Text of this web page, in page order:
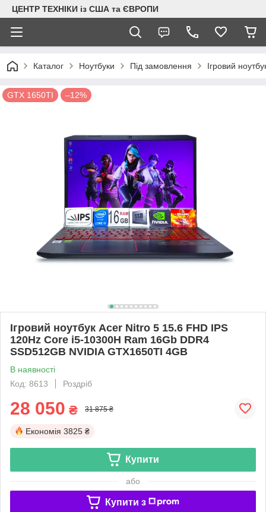
ЦЕНТР ТЕХНІКИ із США та ЄВРОПИ
Каталог Ноутбуки Під замовлення Ігровий
GTX 1650TI –12%
Ігровий ноутбук Acer Nitro 5 15.6 FHD IPS
120Hz Core i5-10300H Ram 16Gb DDR4
SSD512GB NVIDIA GTX1650TI 4GB
В наявності
Код: 8613
Роздріб
28 050 ₴ 31 875 ₴
Економія 3825 ₴
Купити
або
Купити з